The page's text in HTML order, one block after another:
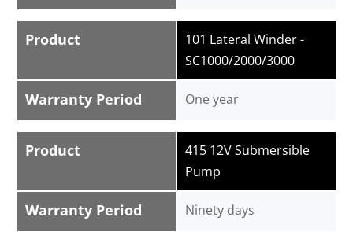
Product
Warranty Period
101 Lateral Winder -
SC1000/2000/3000
One year
Product
Warranty Period
415 12V Submersible
Pump
Ninety days